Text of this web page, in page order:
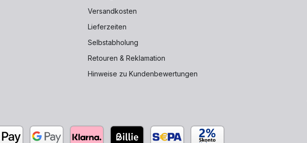
Versandkosten
Lieferzeiten
Selbstabholung
Retouren & Reklamation
Hinweise zu Kundenbewertungen